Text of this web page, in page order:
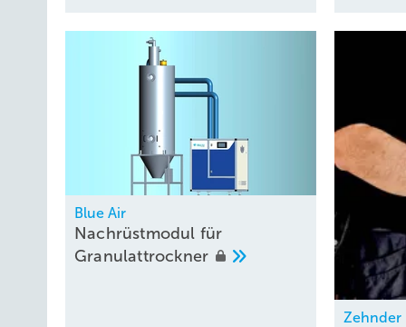
Beitrag der Wärmerückgewinnung (WRG) zur effizienten
Blue Air
Nachrüstmodul für
Granulattrockner
Zehnder